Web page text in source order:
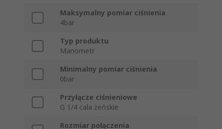
Maksymalny pomiar ciśnienia
4bar
Typ produktu
Manometr
Minimalny pomiar ciśnienia
0bar
Przyłącze ciśnieniowe
G 1/4 cala żeńskie
Rozmiar połączenia